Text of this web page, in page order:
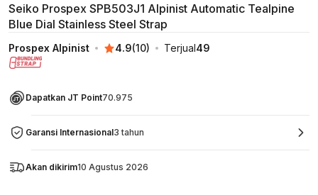
Seiko Prospex SPB503J1 Alpinist Automatic Tealpine
Blue Dial Stainless Steel Strap
Prospex Alpinist 4.9(10) Terjual49
Dapatkan JT Point70.975
Garansi Internasional3 tahun
Akan dikirim10 Agustus 2026